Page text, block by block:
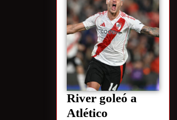
River goleó a
Atlético